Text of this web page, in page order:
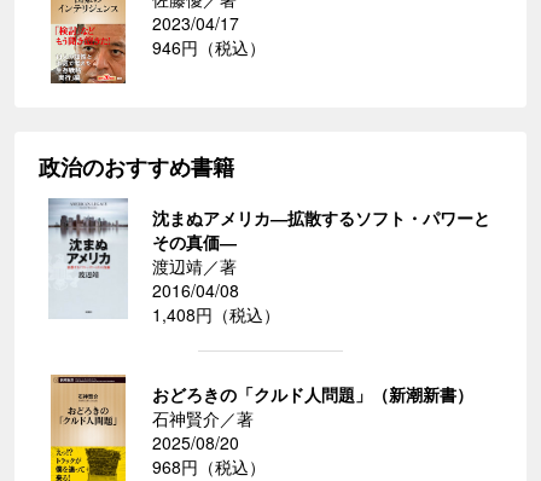
2023/04/17
946円（税込）
政治のおすすめ書籍
沈まぬアメリカ―拡散するソフト・パワーと
その真価―
渡辺靖／著
2016/04/08
1,408円（税込）
おどろきの「クルド人問題」（新潮新書）
石神賢介／著
2025/08/20
968円（税込）